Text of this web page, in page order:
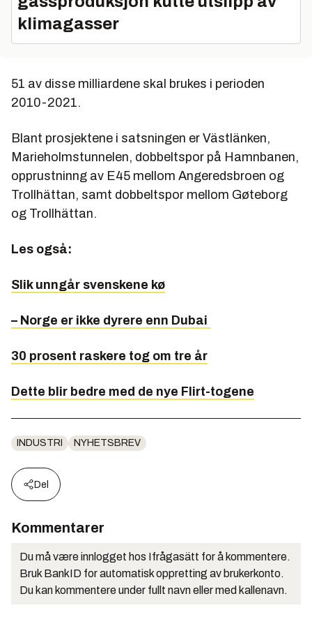
klimagasser
51 av disse milliardene skal brukes i perioden
2010-2021.
Blant prosjektene i satsningen er Västlänken,
Marieholmstunnelen, dobbeltspor på Hamnbanen,
opprustninng av E45 mellom Angeredsbroen og
Trollhättan, samt dobbeltspor mellom Gøteborg
og Trollhättan.
Les også:
Slik unngår svenskene kø
– Norge er ikke dyrere enn Dubai
30 prosent raskere tog om tre år
Dette blir bedre med de nye Flirt-togene
INDUSTRI NYHETSBREV
Del
Kommentarer
Du må være innlogget hos Ifrågasätt for å kommentere.
Bruk BankID for automatisk oppretting av brukerkonto.
Du kan kommentere under fullt navn eller med kallenavn.